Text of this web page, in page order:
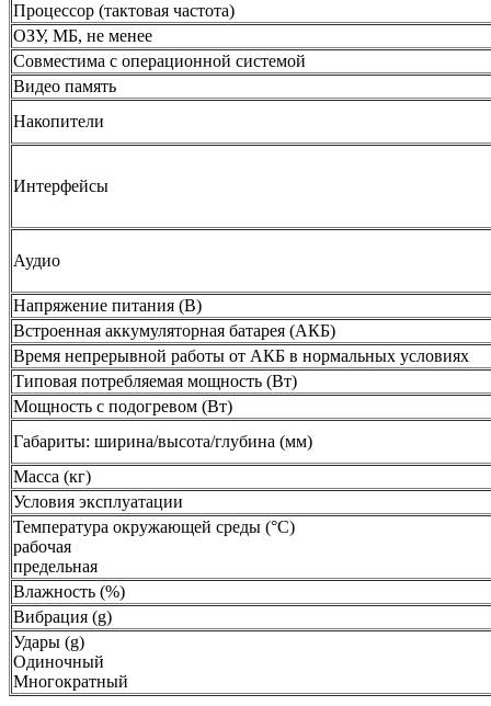
Процессор (тактовая частота)
ОЗУ, МБ, не менее
Совместима с операционной системой
Видео память
Накопители
Интерфейсы
Аудио
Напряжение питания (В)
Встроенная аккумуляторная батарея (АКБ)
Время непрерывной работы от АКБ в нормальных условиях
Типовая потребляемая мощность (Вт)
Мощность с подогревом (Вт)
Габариты: ширина/высота/глубина (мм)
Масса (кг)
Условия эксплуатации
Температура окружающей среды (°С)
рабочая
предельная
Влажность (%)
Вибрация (g)
Удары (g)
Одиночный
Многократный